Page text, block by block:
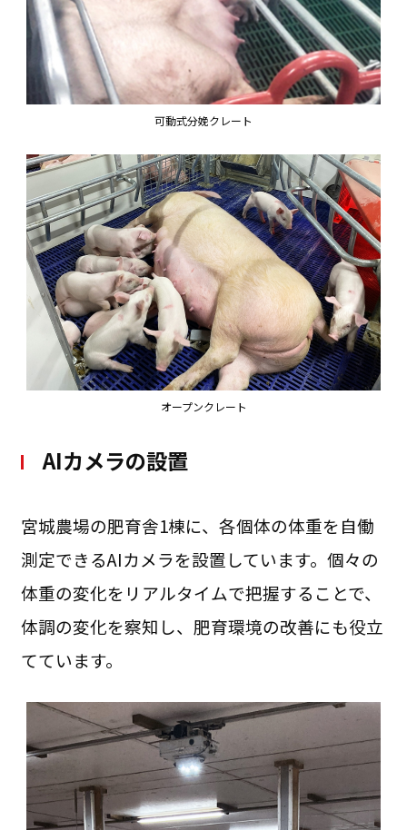
可動式分娩クレート
オープンクレート
AIカメラの設置
宮城農場の肥育舎1棟に、各個体の体重を自働
測定できるAIカメラを設置しています。個々の
体重の変化をリアルタイムで把握することで、
体調の変化を察知し、肥育環境の改善にも役立
てています。